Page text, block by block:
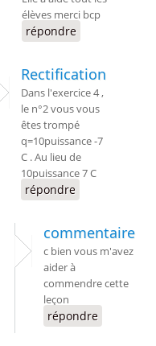
élèves merci bcp
répondre
Rectification
Dans l'exercice 4 ,
le n°2 vous vous
êtes trompé
q=10puissance -7
C . Au lieu de
10puissance 7 C
répondre
commentaire
c bien vous m'avez
aider à
commendre cette
leçon
répondre